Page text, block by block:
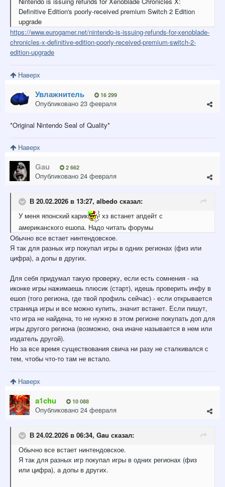
Definitive Edition's poorly-received premium Switch 2 Edition
upgrade
https://www.eurogamer.net/nintendo-is-issuing-refunds-for-xenoblade-
chronicles-x-definitive-edition-poorly-received-premium-switch-2-
edition-upgrade
Наверх
Увлажнитель 16 299
Опубликовано 23 февраля
*Original Nintendo Seal of Quality*
Наверх
Gau 2 662
Опубликовано 24 февраля
В 20.02.2026 в 13:27, albedo сказал:
У меня японский карик
хз встанет апдейт с
американского ешопа. Надо читать форумы
Обычно все встает нинтендовское.
Я так для разных игр покупал игры в одних регионах (физ или
цифра), а допы в других.
Для себя придумал такую проверку, если есть сомнения - на
иконке игры нажимаешь плюсик (старт), идешь проверить инфу в
ешоп (того региона, где твой профиль сейчас) - если открывается
страница игры и все можно купить, значит встанет. Если пишут,
что игра не найдена, то не нужно в этом регионе покупать доп для
игры другого региона (возможно, она иначе называется в нем или
издатель другой).
Но за все время существования свича ни разу не сталкивался с
тем, чтобы что-то там не встало.
Наверх
a1chu 10 088
Опубликовано 24 февраля
В 24.02.2026 в 06:34, Gau сказал:
Обычно все встает нинтендовское.
Я так для разных игр покупал игры в одних регионах (физ
или цифра), а допы в других.